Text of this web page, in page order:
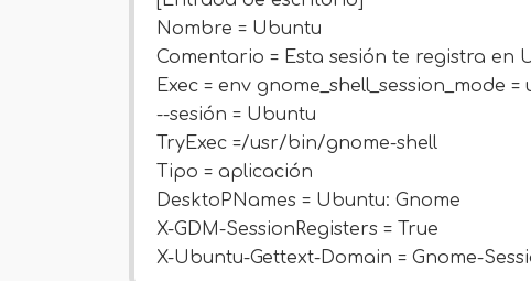
Nombre = Ubuntu
Comentario = Esta sesión te registra en
Exec = env gnome_shell_session_mode
--sesión = Ubuntu
TryExec =/usr/bin/gnome-shell
Tipo = aplicación
DesktoPNames = Ubuntu: Gnome
X-GDM-SessionRegisters = True
X-Ubuntu-Gettext-Domain = Gnome-